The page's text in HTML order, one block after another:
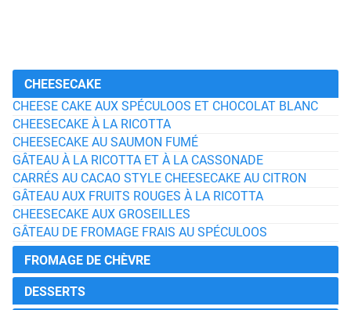
CHEESECAKE
CHEESE CAKE AUX SPÉCULOOS ET CHOCOLAT BLANC
CHEESECAKE À LA RICOTTA
CHEESECAKE AU SAUMON FUMÉ
GÂTEAU À LA RICOTTA ET À LA CASSONADE
CARRÉS AU CACAO STYLE CHEESECAKE AU CITRON
GÂTEAU AUX FRUITS ROUGES À LA RICOTTA
CHEESECAKE AUX GROSEILLES
GÂTEAU DE FROMAGE FRAIS AU SPÉCULOOS
FROMAGE DE CHÈVRE
DESSERTS